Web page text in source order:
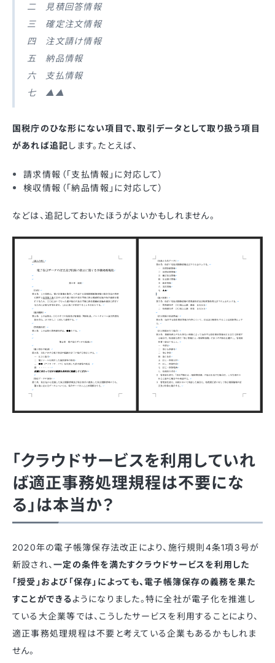
二 見積回答情報
三 確定注文情報
四 注文請け情報
五 納品情報
六 支払情報
七 ▲▲
国税庁のひな形にない項目で、取引データとして取り扱う項目
があれば追記します。たとえば、
請求情報（「支払情報」に対応して）
検収情報（「納品情報」に対応して）
などは、追記しておいたほうがよいかもしれません。
「クラウドサービスを利用していれ
ば適正事務処理規程は不要にな
る」は本当か？
2020年の電子帳簿保存法改正により、施行規則4条1項3号が
新設され、一定の条件を満たすクラウドサービスを利用した
「授受」および「保存」によっても、電子帳簿保存の義務を果た
すことができるようになりました。特に全社が電子化を推進し
ている大企業等では、こうしたサービスを利用することにより、
適正事務処理規程は不要と考えている企業もあるかもしれま
せん。